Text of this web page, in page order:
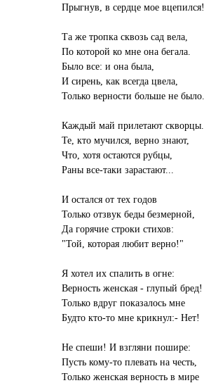
Прыгнув, в сердце мое вцепился!
Та же тропка сквозь сад вела,
По которой ко мне она бегала.
Было все: и она была,
И сирень, как всегда цвела,
Только верности больше не было.
Каждый май прилетают скворцы.
Те, кто мучился, верно знают,
Что, хотя остаются рубцы,
Раны все-таки зарастают...
И остался от тех годов
Только отзвук беды безмерной,
Да горячие строки стихов:
"Той, которая любит верно!"
Я хотел их спалить в огне:
Верность женская - глупый бред!
Только вдруг показалось мне
Будто кто-то мне крикнул:- Нет!
Не спеши! И взгляни пошире:
Пусть кому-то плевать на честь,
Только женская верность в мире